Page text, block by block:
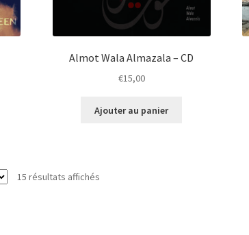
Almot Wala Almazala – CD
€15,00
Ajouter au panier
15 résultats affichés